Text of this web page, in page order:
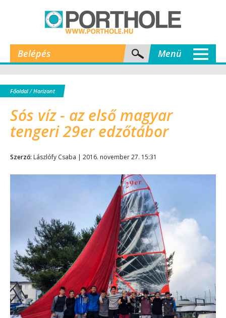
Belépés Menü
Főoldal/Horizont
Sós víz - az első magyar
tengeri 29er edzőtábor
Szerző: Lászlófy Csaba | 2016. november 27. 15:31